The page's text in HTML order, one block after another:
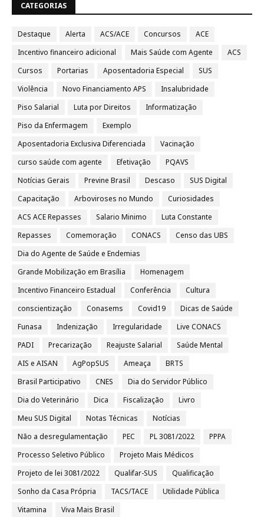
CATEGORIAS
Destaque Alerta ACS/ACE Concursos
ACE
Incentivo financeiro adicional
Mais Saúde com Agente
ACS
Cursos
Portarias Aposentadoria Especial
SUS
Violência
Novo Financiamento APS
Insalubridade
Piso Salarial
Luta por Direitos
Informatização
Piso da Enfermagem
Exemplo
Aposentadoria Exclusiva Diferenciada
Vacinação
curso saúde com agente
Efetivação
PQAVS
Notícias Gerais
Previne Brasil Descaso
SUS Digital
Capacitação
Arboviroses no Mundo
Curiosidades
ACS ACE Repasses
Salario Minimo
Luta Constante
Repasses
Comemoração CONACS
Censo das UBS
Dia do Agente de Saúde e Endemias
Grande Mobilização em Brasília
Homenagem
Incentivo Financeiro Estadual
Conferência
Cultura
conscientização
Conasems Covid19
Dicas de Saúde
Funasa
Indenização Irregularidade
Live CONACS
PADI
Precarização Reajuste Salarial
Saúde Mental
AIS e AISAN
AgPopSUS Ameaça
BRTS
Brasil Participativo
CNES
Dia do Servidor Público
Dia do Veterinário
Dica Fiscalização
Livro
Meu SUS Digital
Notas Técnicas
Notícias
Não a desregulamentação
PEC PL 3081/2022
PPPA
Processo Seletivo Público
Projeto Mais Médicos
Projeto de lei 3081/2022
Qualifar-SUS
Qualificação
Sonho da Casa Própria
TACS/TACE
Utilidade Pública
Vitamina
Viva Mais Brasil